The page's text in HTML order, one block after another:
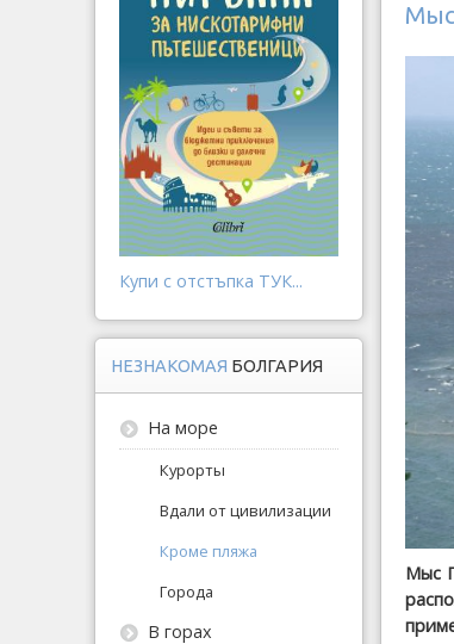
Мыс
Мыс
Купи с отстъпка ТУК...
НЕЗНАКОМАЯ БОЛГАРИЯ
На море
Курорты
Вдали от цивилизации
Кроме пляжа
Города
В горах